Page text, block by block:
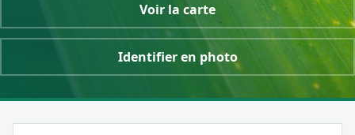
Voir la carte
Identifier en photo